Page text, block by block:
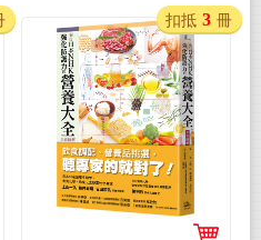
彩圖解＋來自日本NHK
強化防護力的營養大全
全彩圖解）
扣抵 3 冊